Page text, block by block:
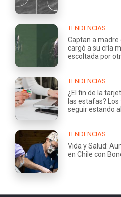
TENDENCIAS
Captan a
cargó a su cría
escoltada por
TENDENCIAS
¿El fin de la
las estafas?
seguir estando
TENDENCIAS
Vida y Salud:
en Chile con